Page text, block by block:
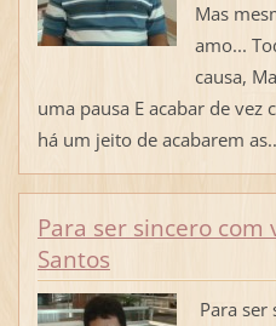
Mas
amo...
causa,
uma pausa E acabar de
há um jeito de acabarem
Para ser sincero com
Santos
Para